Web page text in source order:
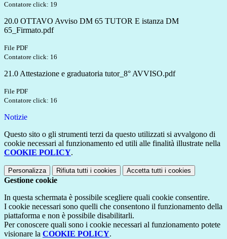
Contatore click: 19
20.0 OTTAVO Avviso DM 65 TUTOR E istanza DM
65_Firmato.pdf
File PDF
Contatore click: 16
21.0 Attestazione e graduatoria tutor_8° AVVISO.pdf
File PDF
Contatore click: 16
Notizie
Questo sito o gli strumenti terzi da questo utilizzati si avvalgono di
cookie necessari al funzionamento ed utili alle finalità illustrate nella
COOKIE POLICY.
Personalizza Rifiuta tutti i cookies Accetta tutti i cookies
Gestione cookie
In questa schermata è possibile scegliere quali cookie consentire.
I cookie necessari sono quelli che consentono il funzionamento della
piattaforma e non è possibile disabilitarli.
Per conoscere quali sono i cookie necessari al funzionamento potete
visionare la COOKIE POLICY.